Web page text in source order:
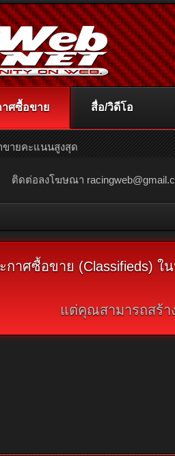
ติดต่อลงโฆษณา
าศซื้อขาย (Classifieds) ใ
แต่คุณสามารถสร้า
าศซื้อขาย
ขายคะแนนสูงสุด
สื่อ/วิดีโอ